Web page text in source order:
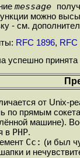
message
можно
- см.
RFC 1896, RFC
успешно
от Unix-
по прямым
машине).
в PHP.
Cc: (и был
и